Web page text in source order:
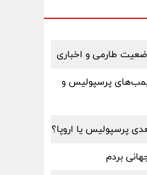
طارمی و اخباری
بمب‌های پرسپولیس و
پرسپولیس یا اروپا؟
بردم